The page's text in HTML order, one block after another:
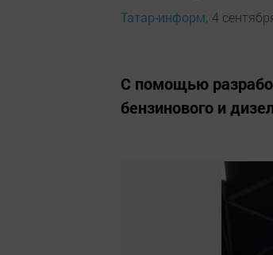
Татар-информ, 4
С помощью
бензинового и